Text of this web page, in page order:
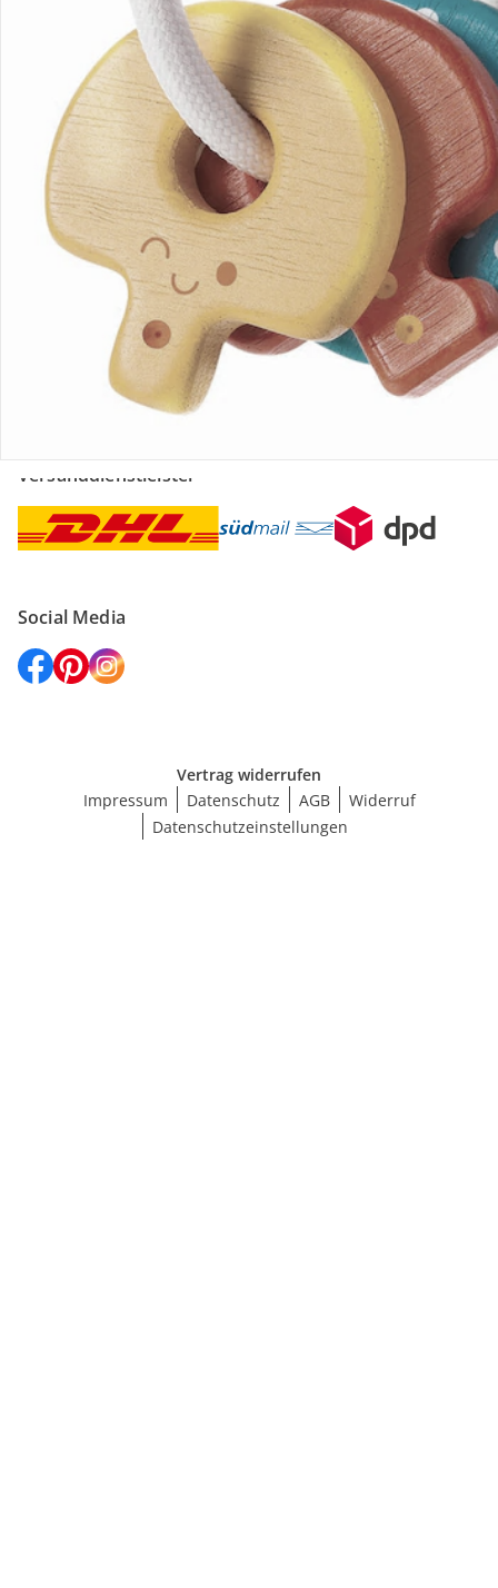
Unternehmen
Sicher & flexibel bezahlen
Sicher einkaufen
Versanddienstleister
Social Media
Vertrag widerrufen
Impressum
Datenschutz AGB
Widerruf
Datenschutzeinstellungen